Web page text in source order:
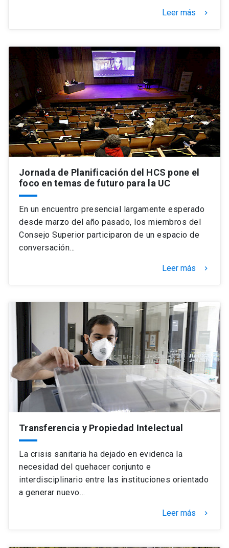
Leer más keyboard_arrow_right
Jornada de Planificación del HCS pone el
foco en temas de futuro para la UC
En un encuentro presencial largamente esperado
desde marzo del año pasado, los miembros del
Consejo Superior participaron de un espacio de
conversación…
Leer más keyboard_arrow_right
Transferencia y Propiedad Intelectual
La crisis sanitaria ha dejado en evidenca la
necesidad del quehacer conjunto e
interdisciplinario entre las instituciones orientado
a generar nuevo…
Leer más keyboard_arrow_right